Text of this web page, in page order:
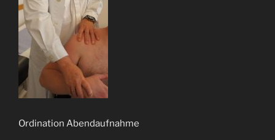
Ordination Abendaufnahme